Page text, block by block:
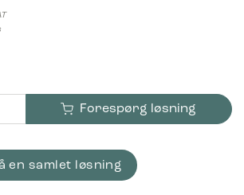
cm Selvklæbende Sort antal
Forespørg løsning
en samlet løsning